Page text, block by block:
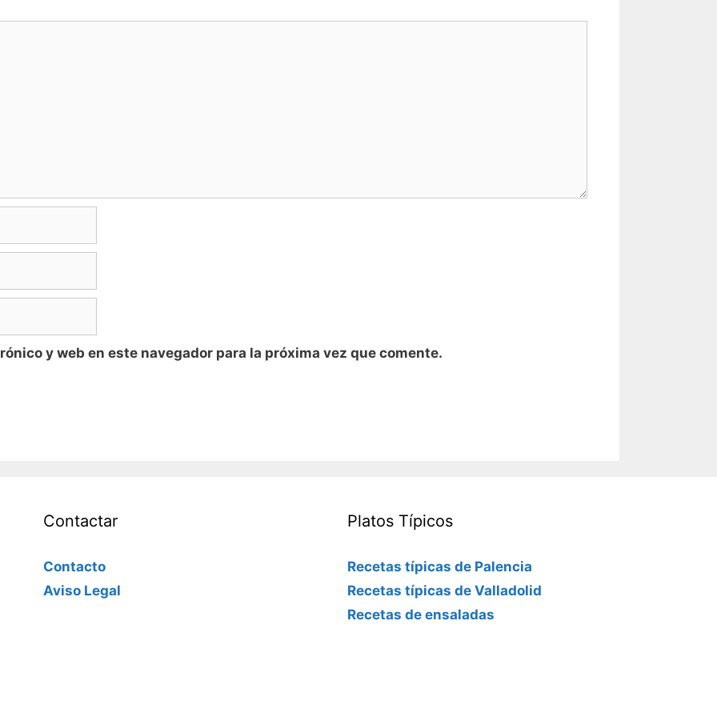
y web en este navegador para la próxima vez que comente.
Contactar
Contacto
Aviso Legal
Platos Típicos
Recetas típicas de Palencia
Recetas típicas de Valladolid
Recetas de ensaladas